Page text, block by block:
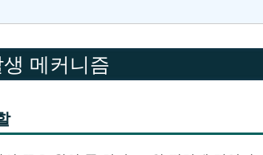
메커니즘